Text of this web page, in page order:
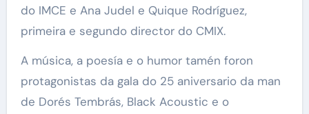
do IMCE e Ana Judel e Quique Rodríguez,
primeira e segundo director do CMIX.
A música, a poesía e o humor tamén foron
protagonistas da gala do 25 aniversario da man
de Dorés Tembrás, Black Acoustic e o